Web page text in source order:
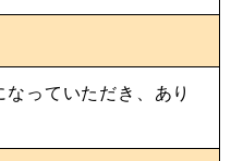
っていただき、あり